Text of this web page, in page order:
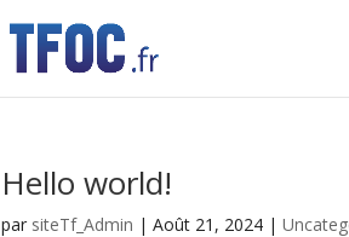
Hello world!
par siteTf_Admin |Août 21, 2024 |